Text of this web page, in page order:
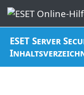
ESET Server